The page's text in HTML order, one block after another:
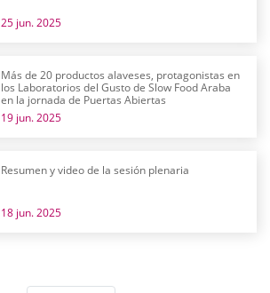
25 jun. 2025
Más de 20 productos alaveses, protagonistas en
los Laboratorios del Gusto de Slow Food Araba
en la jornada de Puertas Abiertas
19 jun. 2025
Resumen y video de la sesión plenaria
18 jun. 2025